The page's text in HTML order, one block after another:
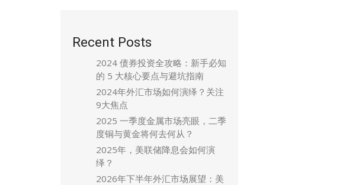
Recent Posts
2024 债券投资全攻略：新手必知
的 5 大核心要点与避坑指南
2024年外汇市场如何演绎？关注
9大焦点
2025 一季度金属市场亮眼，二季
度铜与黄金将何去何从？
2025年，美联储降息会如何演
绎？
2026年下半年外汇市场展望：美